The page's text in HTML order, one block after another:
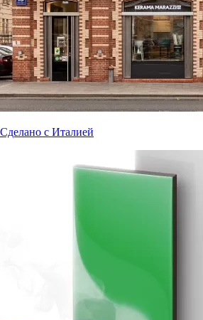
Сделано с Италией